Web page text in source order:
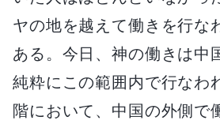
ヤの地を越えて働きを行な
ある。今日、神の働きは中
純粋にこの範囲内で行なわ
階において、中国の外側で